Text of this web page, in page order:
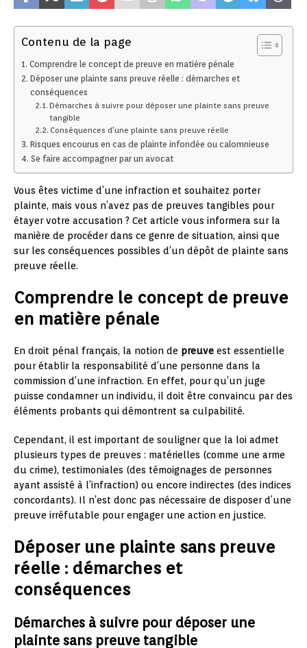
Contenu de la page
Comprendre le concept de preuve en matière pénale
Déposer une plainte sans preuve réelle : démarches et
conséquences
Démarches à suivre pour déposer une plainte sans preuve
tangible
Conséquences d’une plainte sans preuve réelle
Risques encourus en cas de plainte infondée ou calomnieuse
Se faire accompagner par un avocat
Vous êtes victime d’une infraction et souhaitez porter
plainte, mais vous n’avez pas de preuves tangibles pour
étayer votre accusation ? Cet article vous informera sur la
manière de procéder dans ce genre de situation, ainsi que
sur les conséquences possibles d’un dépôt de plainte sans
preuve réelle.
Comprendre le concept de preuve
en matière pénale
En droit pénal français, la notion de preuve est essentielle
pour établir la responsabilité d’une personne dans la
commission d’une infraction. En effet, pour qu’un juge
puisse condamner un individu, il doit être convaincu par des
éléments probants qui démontrent sa culpabilité.
Cependant, il est important de souligner que la loi admet
plusieurs types de preuves : matérielles (comme une arme
du crime), testimoniales (des témoignages de personnes
ayant assisté à l’infraction) ou encore indirectes (des indices
concordants). Il n’est donc pas nécessaire de disposer d’une
preuve irréfutable pour engager une action en justice.
Déposer une plainte sans preuve
réelle : démarches et
conséquences
Démarches à suivre pour déposer une
plainte sans preuve tangible